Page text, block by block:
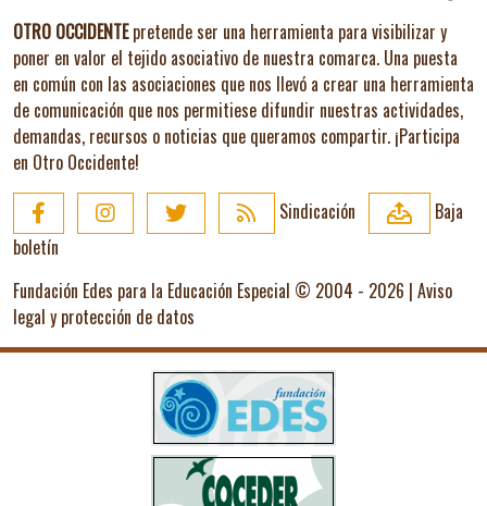
OTRO OCCIDENTEpretende ser una herramienta para visibilizar y
poner en valor el tejido asociativo de nuestra comarca. Una puesta
en común con las asociaciones que nos llevó a crear una herramienta
de comunicación que nos permitiese difundir nuestras actividades,
demandas, recursos o noticias que queramos compartir. ¡Participa
en Otro Occidente!
Sindicación
Baja
boletín
Fundación Edes para la Educación Especial © 2004 - 2026 | Aviso
legal y protección de datos